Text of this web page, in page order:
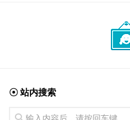
☉ 站内搜索